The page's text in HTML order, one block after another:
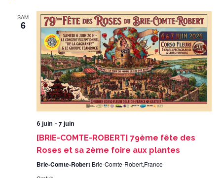
SAM
6
6 juin - 7 juin
[BRIE-COMTE-ROBERT] 79ème fête des
Roses et sa 2ème foire aux plantes
Brie-Comte-Robert Brie-Comte-Robert,France